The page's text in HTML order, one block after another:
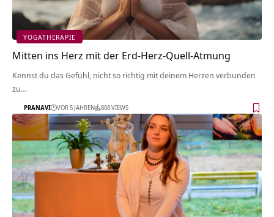
YOGATHERAPIE
Mitten ins Herz mit der Erd-Herz-Quell-Atmung
Kennst du das Gefühl, nicht so richtig mit deinem Herzen verbunden
zu…
PRANAVI VOR 5 JAHREN 808 VIEWS